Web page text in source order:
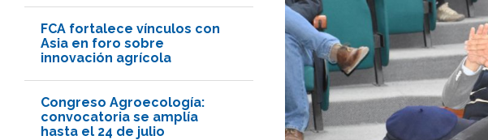
FCA fortalece vínculos con
Asia en foro sobre
innovación agrícola
Congreso Agroecología:
convocatoria se amplía
hasta el 24 de julio